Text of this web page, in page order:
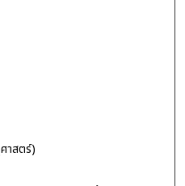
าสตร์)